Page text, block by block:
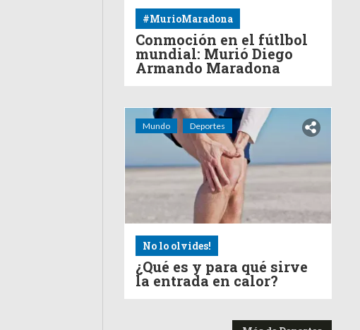
#MurioMaradona
Conmoción en el fútlbol
mundial: Murió Diego
Armando Maradona
Mundo Deportes
No lo olvides!
¿Qué es y para qué sirve
la entrada en calor?